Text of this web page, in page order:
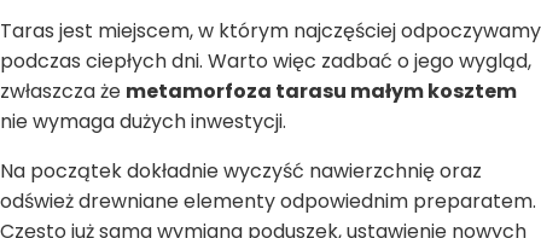
Taras jest miejscem, w którym najczęściej odpoczywamy
podczas ciepłych dni. Warto więc zadbać o jego wygląd,
zwłaszcza że metamorfoza tarasu małym kosztem
nie wymaga dużych inwestycji.
Na początek dokładnie wyczyść nawierzchnię oraz
odśwież drewniane elementy odpowiednim preparatem.
Często już sama wymiana poduszek, ustawienie nowych